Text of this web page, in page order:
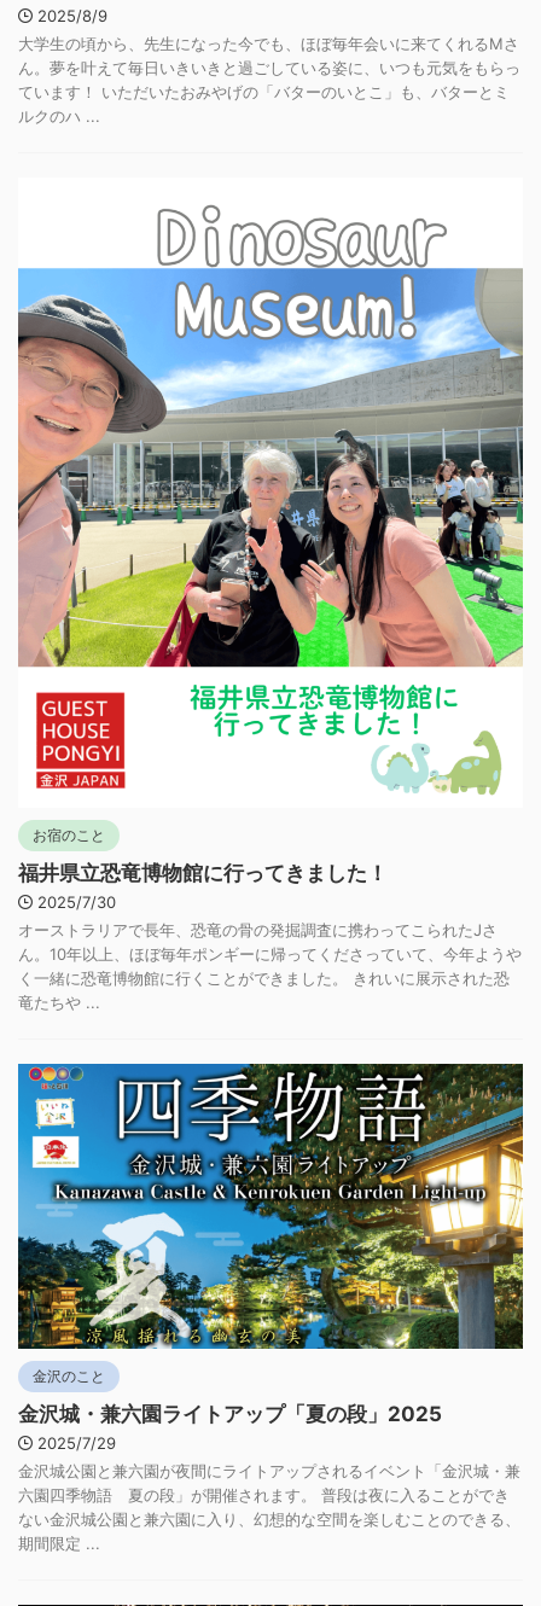
2025/8/9
大学生の頃から、先生になった今でも、ほぼ毎年会いに来てくれるMさ
ん。夢を叶えて毎日いきいきと過ごしている姿に、いつも元気をもらっ
ています！ いただいたおみやげの「バターのいとこ」も、バターとミ
ルクのハ ...
お宿のこと
福井県立恐竜博物館に行ってきました！
2025/7/30
オーストラリアで長年、恐竜の骨の発掘調査に携わってこられたJさ
ん。10年以上、ほぼ毎年ポンギーに帰ってくださっていて、今年ようや
く一緒に恐竜博物館に行くことができました。 きれいに展示された恐
竜たちや ...
金沢のこと
金沢城・兼六園ライトアップ「夏の段」2025
2025/7/29
金沢城公園と兼六園が夜間にライトアップされるイベント「金沢城・兼
六園四季物語 夏の段」が開催されます。 普段は夜に入ることができ
ない金沢城公園と兼六園に入り、幻想的な空間を楽しむことのできる、
期間限定 ...